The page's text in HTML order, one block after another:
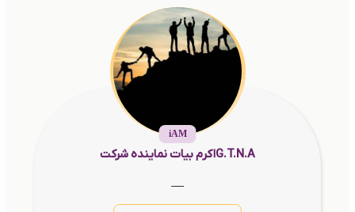
iAM
اکرم بیات نماینده شرکتG.T.N.A